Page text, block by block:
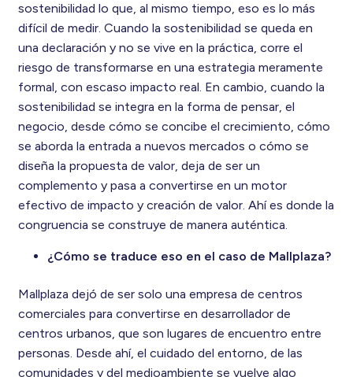
sostenibilidad lo que, al mismo tiempo, eso es lo más
difícil de medir. Cuando la sostenibilidad se queda en
una declaración y no se vive en la práctica, corre el
riesgo de transformarse en una estrategia meramente
formal, con escaso impacto real. En cambio, cuando la
sostenibilidad se integra en la forma de pensar, el
negocio, desde cómo se concibe el crecimiento, cómo
se aborda la entrada a nuevos mercados o cómo se
diseña la propuesta de valor, deja de ser un
complemento y pasa a convertirse en un motor
efectivo de impacto y creación de valor. Ahí es donde la
congruencia se construye de manera auténtica.
¿Cómo se traduce eso en el caso de Mallplaza?
Mallplaza dejó de ser solo una empresa de centros
comerciales para convertirse en desarrollador de
centros urbanos, que son lugares de encuentro entre
personas. Desde ahí, el cuidado del entorno, de las
comunidades y del medioambiente se vuelve algo